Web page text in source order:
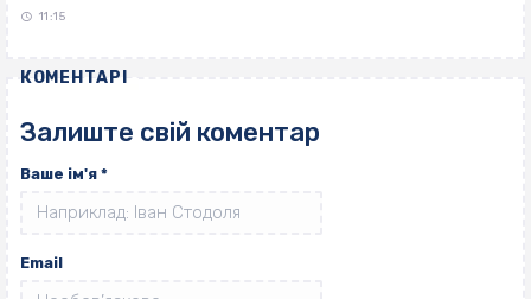
11:15
КОМЕНТАРІ
Залиште свій коментар
Ваше ім'я *
Email